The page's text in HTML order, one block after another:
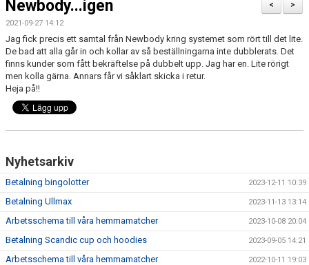
TRUPPEN
DOKUMENT
BILDGALLERI
KONTAKT
>
<
Newbody...igen
2021-09-27 14:12
Jag fick precis ett samtal från Newbody kring systemet som rört till det lite.
De bad att alla går in och kollar av så beställningarna inte dubblerats. Det
finns kunder som fått bekräftelse på dubbelt upp. Jag har en. Lite rörigt
men kolla gärna. Annars får vi såklart skicka i retur.
Heja på!!
Nyhetsarkiv
Betalning bingolotter 2023-12-11 10:39
Betalning Ullmax 2023-11-13 13:14
Arbetsschema till våra hemmamatcher 2023-10-08 20:04
Betalning Scandic cup och hoodies 2023-09-05 14:21
Arbetsschema till våra hemmamatcher 2022-10-11 19:03